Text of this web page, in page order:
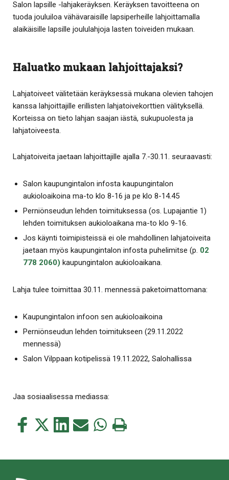
Salon lapsille -lahjakeräyksen. Keräyksen tavoitteena on
tuoda jouluiloa vähävaraisille lapsiperheille lahjoittamalla
alaikäisille lapsille joululahjoja lasten toiveiden mukaan.
Haluatko mukaan lahjoittajaksi?
Lahjatoiveet välitetään keräyksessä mukana olevien tahojen
kanssa lahjoittajille erillisten lahjatoivekorttien välityksellä.
Korteissa on tieto lahjan saajan iästä, sukupuolesta ja
lahjatoiveesta.
Lahjatoiveita jaetaan lahjoittajille ajalla 7.-30.11. seuraavasti:
Salon kaupungintalon infosta kaupungintalon
aukioloaikoina ma-to klo 8-16 ja pe klo 8-14.45
Perniönseudun lehden toimituksessa (os. Lupajantie 1)
lehden toimituksen aukioloaikana ma-to klo 9-16.
Jos käynti toimipisteissä ei ole mahdollinen lahjatoiveita
jaetaan myös kaupungintalon infosta puhelimitse (p. 02
778 2060) kaupungintalon aukioloaikana.
Lahja tulee toimittaa 30.11. mennessä paketoimattomana:
Kaupungintalon infoon sen aukioloaikoina
Perniönseudun lehden toimitukseen (29.11.2022
mennessä)
Salon Vilppaan kotipelissä 19.11.2022, Salohallissa
Jaa sosiaalisessa mediassa:
Jaa
Jaa
Jaa Jaa Jaa Tulosta